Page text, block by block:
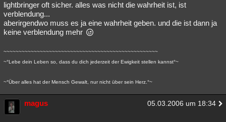
lightbringer oft sicher. alles was nicht die wahrheit ist, ist
verblendung...
aberirgendwo muss es ja eine wahrheit geben. und die ist dann ja
keine verblendung mehr
~~~~~~~~~~~~~~~~~~~~~~~~~~~~~~~~~~~~~~~~~~~~~~~~~~~
~°Lebe dein Leben so, dass du dich jederzeit der Ewigkeit stellen kannst°~
~°Über alles hat der Mensch Gewalt, nur nicht über sein Herz.°~
magus 05.03.2006 um 18:34